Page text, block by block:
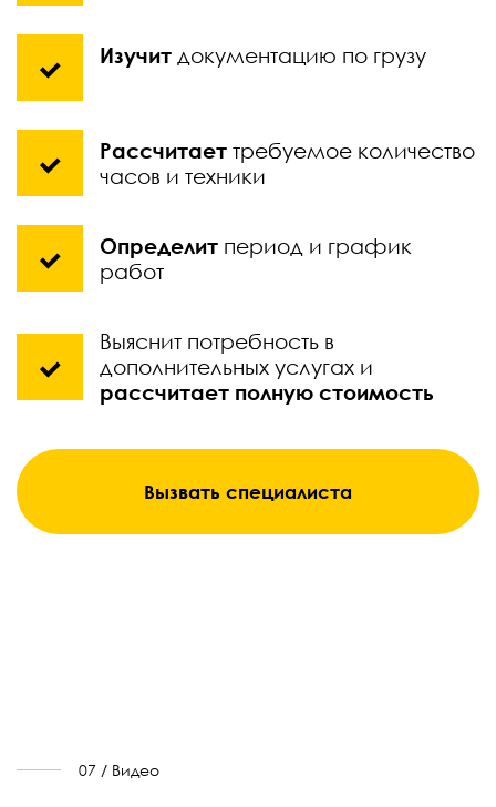
Изучит документацию по грузу
Рассчитает требуемое количество
часов и техники
Определит период и график
работ
Выяснит потребность в
дополнительных услугах и
рассчитает полную стоимость
Вызвать специалиста
07 / Видео